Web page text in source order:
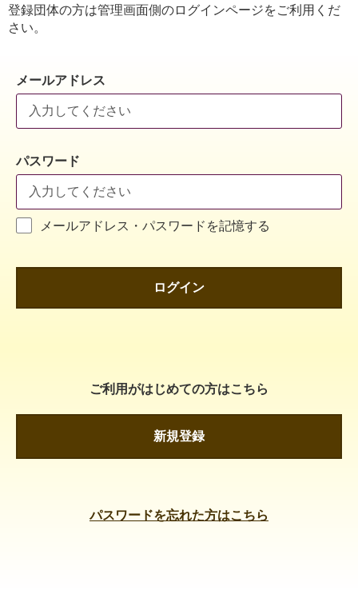
登録団体の方は管理画面側のログインページをご利用くだ
さい。
メールアドレス
パスワード
メールアドレス・パスワードを記憶する
ログイン
ご利用がはじめての方はこちら
新規登録
パスワードを忘れた方はこちら